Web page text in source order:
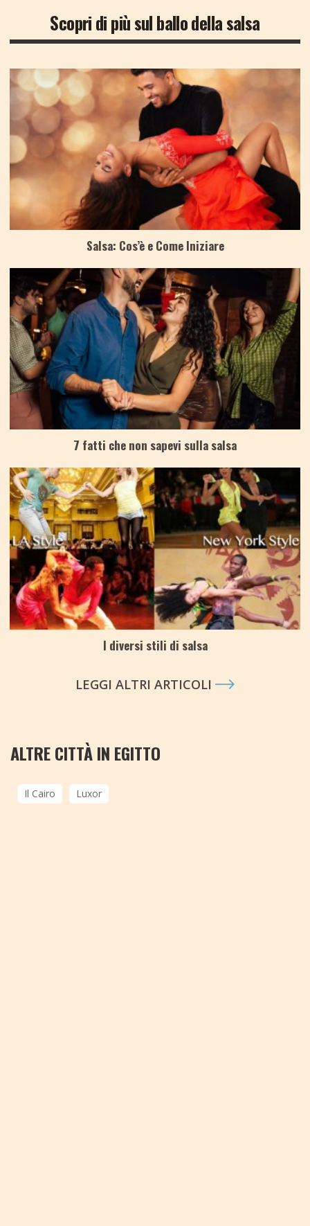
Scopri di più sul ballo della salsa
Salsa: Cos’è e Come Iniziare
7 fatti che non sapevi sulla salsa
I diversi stili di salsa
LEGGI ALTRI ARTICOLI
ALTRE CITTÀ IN EGITTO
Il Cairo Luxor